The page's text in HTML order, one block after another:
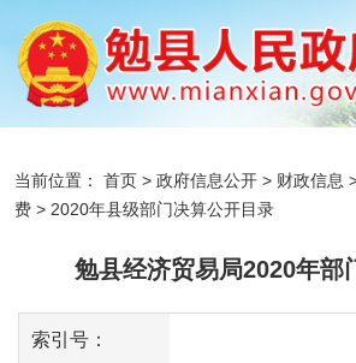
当前位置： 首页 > 政府信息公开 > 财政信息
费 > 2020年县级部门决算公开目录
勉县经济贸易局2020年部
索引号：